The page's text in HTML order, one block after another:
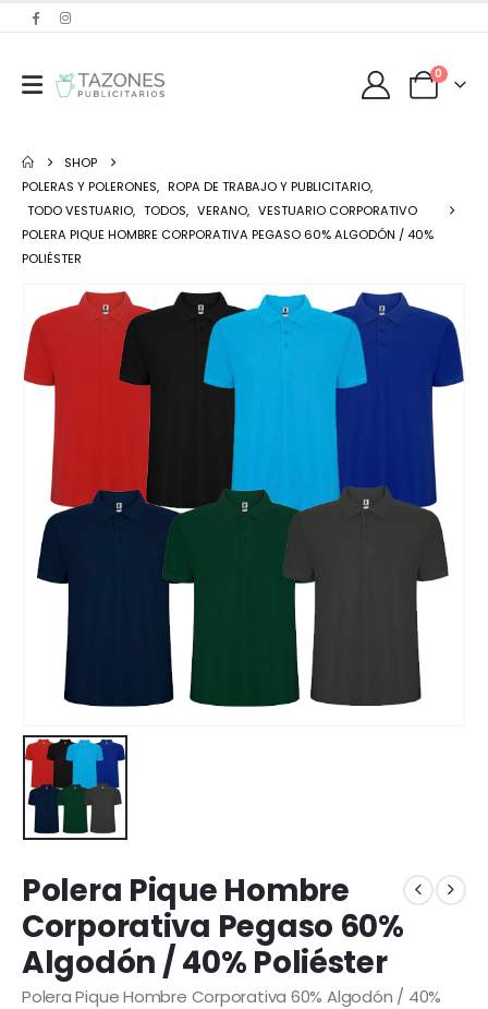
0
SHOP
POLERAS Y POLERONES, ROPA DE TRABAJO Y PUBLICITARIO,
TODO VESTUARIO, TODOS, VERANO, VESTUARIO CORPORATIVO
POLERA PIQUE HOMBRE CORPORATIVA PEGASO 60% ALGODÓN / 40%
POLIÉSTER
Polera Pique Hombre
Corporativa Pegaso 60%
Algodón / 40% Poliéster
Polera Pique Hombre Corporativa 60% Algodón / 40%